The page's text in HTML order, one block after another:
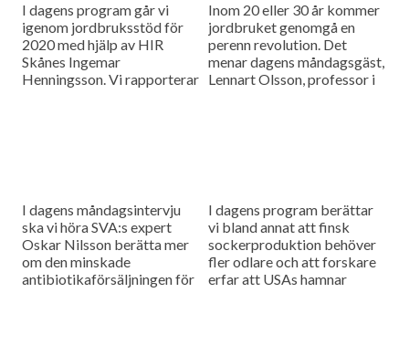
I dagens program går vi
igenom jordbruksstöd för
2020 med hjälp av HIR
Skånes Ingemar
Henningsson. Vi rapporterar
Inom 20 eller 30 år kommer
jordbruket genomgå en
perenn revolution. Det
menar dagens måndagsgäst,
Lennart Olsson, professor i
I dagens måndagsintervju
ska vi höra SVA:s expert
Oskar Nilsson berätta mer
om den minskade
antibiotikaförsäljningen för
I dagens program berättar
vi bland annat att finsk
sockerproduktion behöver
fler odlare och att forskare
erfar att USAs hamnar